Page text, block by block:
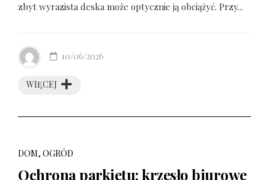
zbyt wyrazista deska może optycznie ją obciążyć. Przy...
WIĘCEJ
10/06/2026
DOM, OGRÓD
Ochrona parkietu: krzesło biurowe